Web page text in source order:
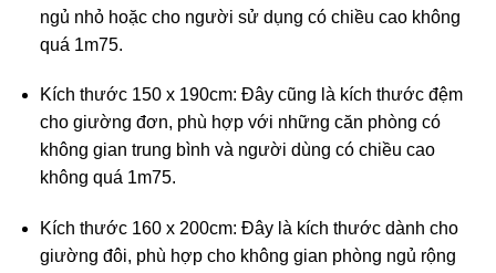
ngủ nhỏ hoặc cho người sử dụng có chiều cao không
quá 1m75.
Kích thước 150 x 190cm: Đây cũng là kích thước đệm
cho giường đơn, phù hợp với những căn phòng có
không gian trung bình và người dùng có chiều cao
không quá 1m75.
Kích thước 160 x 200cm: Đây là kích thước dành cho
giường đôi, phù hợp cho không gian phòng ngủ rộng